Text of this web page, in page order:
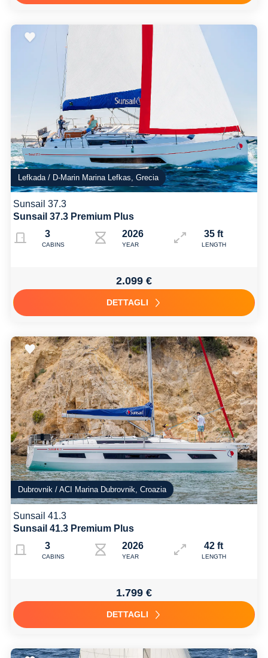
Lefkada / D-Marin Marina Lefkas, Grecia
Sunsail 37.3
Sunsail 37.3 Premium Plus
3
CABINS
2026
YEAR
35 ft
LENGTH
2.099 €
DETTAGLI
Dubrovnik / ACI Marina Dubrovnik, Croazia
Sunsail 41.3
Sunsail 41.3 Premium Plus
3
CABINS
2026
YEAR
42 ft
LENGTH
1.799 €
DETTAGLI